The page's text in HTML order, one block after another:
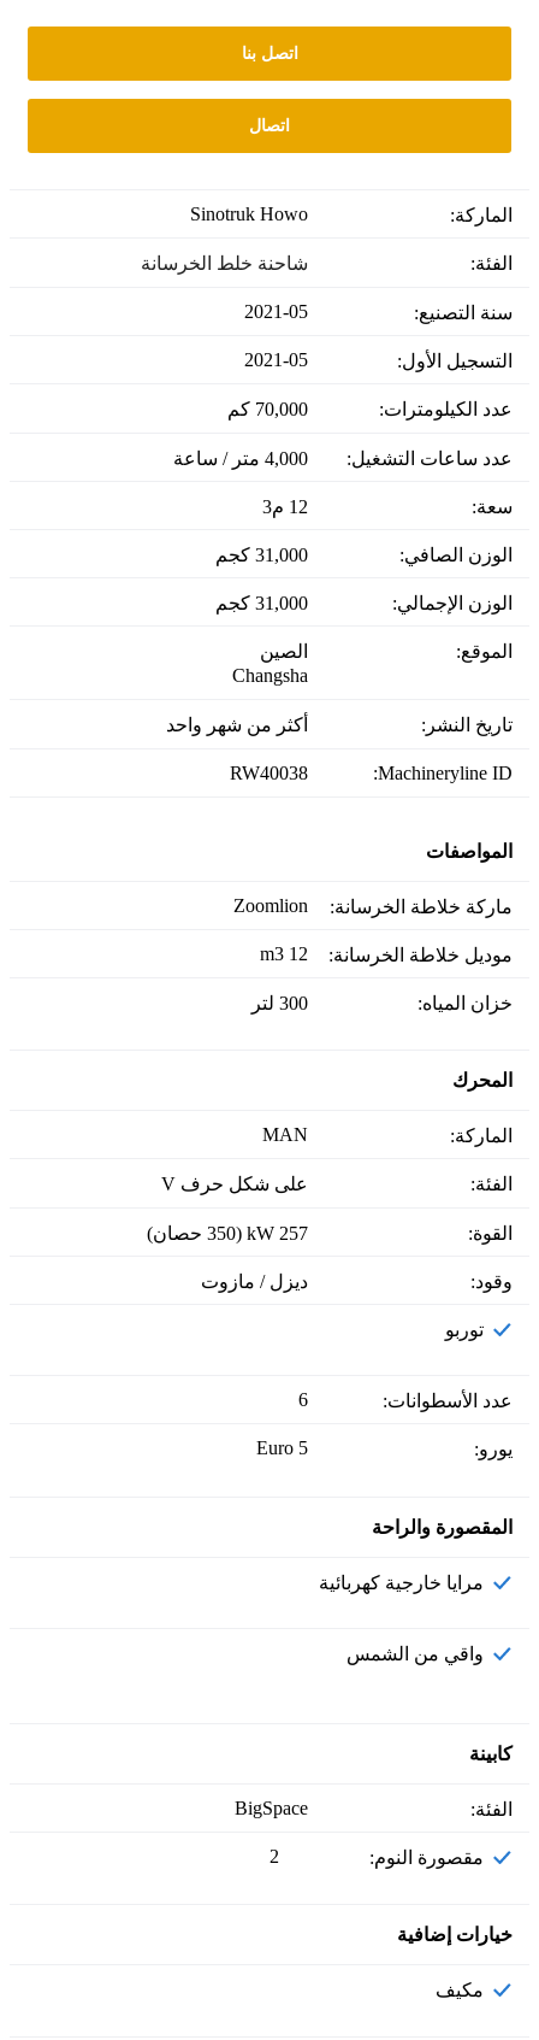
اتصل بنا
اتصال
الماركة: Sinotruk Howo
الفئة: شاحنة خلط الخرسانة
سنة التصنيع: 2021-05
التسجيل الأول: 2021-05
عدد الكيلومترات: 70,000 كم
عدد ساعات التشغيل: 4,000 متر / ساعة
سعة: 12 م3
الوزن الصافي: 31,000 كجم
الوزن الإجمالي: 31,000 كجم
الموقع:
الصين
Changsha
تاريخ النشر: أكثر من شهر واحد
Machineryline ID:
RW40038
المواصفات
ماركة خلاطة الخرسانة: Zoomlion
موديل خلاطة الخرسانة: 12 m3
خزان المياه: 300 لتر
المحرك
الماركة: MAN
الفئة: على شكل حرف V
القوة: 257 kW (350 حصان)
وقود: ديزل / مازوت
توربو
عدد الأسطوانات: 6
يورو: Euro 5
المقصورة والراحة
مرايا خارجية كهربائية
واقي من الشمس
كابينة
الفئة: BigSpace
مقصورة النوم: 2
خيارات إضافية
مكيف